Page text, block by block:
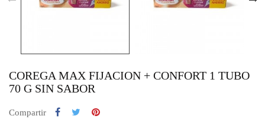
COREGA MAX FIJACION + CONFORT 1 TUBO
70 G SIN SABOR
Compartir